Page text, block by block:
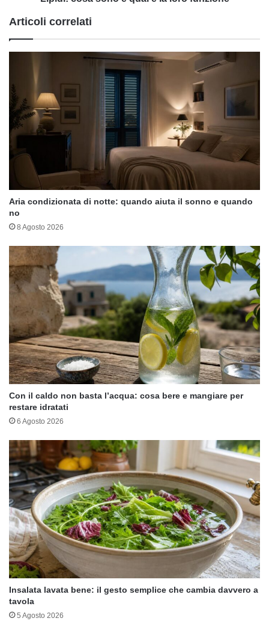
Articoli correlati
Aria condizionata di notte: quando aiuta il sonno e quando
no
8 Agosto 2026
Con il caldo non basta l’acqua: cosa bere e mangiare per
restare idratati
6 Agosto 2026
Insalata lavata bene: il gesto semplice che cambia davvero a
tavola
5 Agosto 2026